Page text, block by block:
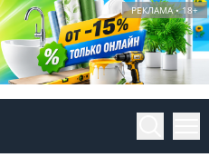
РЕКЛАМА • 18+